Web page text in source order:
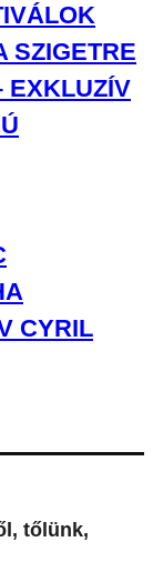
SZIGETRE
EXKLUZÍV
CYRIL
tőlünk,